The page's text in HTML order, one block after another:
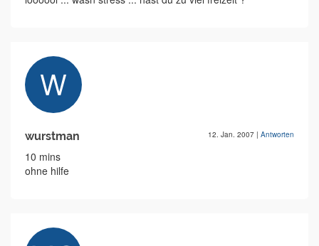
wurstman 12. Jan. 2007 | Antworten
10 mins
ohne hilfe